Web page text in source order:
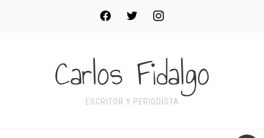
facebooktwitter instagram
Carlos Fidalgo
ESCRITOR Y PERIODISTA